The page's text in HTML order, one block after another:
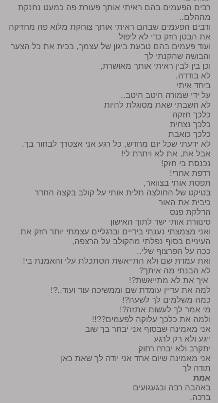
רבים הפעמים בהם ראיתי אותך פעורת פה כמעט נחנקת
מההלם..
ורבים הפעמים שבהם ראיתי אותך צוחקת מלוא פה מחזיקה
את הבטן חזק כדי לא ליפול
ועוד פעמים בהם טבעת ביגון של עצמך, בכית את כל הצער
והבושה שהקנתי לך
וכן בין לבין ראיתי אותך מאושרת,
לא בודדה,
ביחד איתי
על ידי שמורה היטב היטב..
לא חשבתי שאת מסוגלת להיות
כלכך חזקה
כלכך נצחית
כלכך כואבת
לא ידעתי שכל יום מחדש, כל רגע אני אצטרך לבחור בך.
אבל את, את לא ויתרת לי!
נכנסת בי חזק!
רדפת אחרי!
תפסת אותי בצוואר,
בטיקט של החולצה תלית אותי על קולב בקצה החדר
כיבית את האור
הדלקת פנס
סינוורת אותי ישר לתוך האישון
ואני מצמצתי נענתי בידיים וברגליים עצמתי יותר חזק את
העיניים בסוף נפלתי מהקולב על הרצפה,
ככה על הפרצוף שלי..
ואת עמדת שם ולא התייאשת הסתכלת עלי והאמנת בי!
לא הבנתי מה איתך?
איך את לא מתייאשת?!
למה את עדיין עומדת שם וממשיכה עוד ועוד..?!
כמה משלמים לך לשעה?!
מי אמר לך לעשות אתזה?!
ולמה את כלכך עלוקה לפעמים??!!
אני מאמינה שבסוף אני יבחר בך שוב
ייגע ולא רק לרגע
יתקרב ולא יברח רחוק
אני מאמינה שיום אחד אני יודה לך שאת כאן
תודה לך
אמת
באהבה רבה ובגעגועים
ברכה.